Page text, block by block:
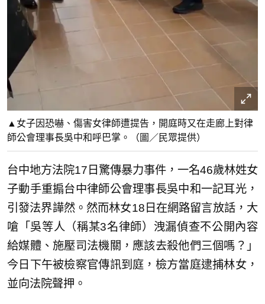
▲女子因恐嚇、傷害女律師遭提告，開庭時又在走廊上對律
師公會理事長吳中和呼巴掌。（圖／民眾提供）
台中地方法院17日驚傳暴力事件，一名46歲林姓女
子動手重搧台中律師公會理事長吳中和一記耳光，
引發法界譁然。然而林女18日在網路留言放話，大
嗆「吳等人（稱某3名律師）洩漏偵查不公開內容
給媒體、施壓司法機關，應該去殺他們三個嗎？」
今日下午被檢察官傳訊到庭，檢方當庭逮捕林女，
並向法院聲押。